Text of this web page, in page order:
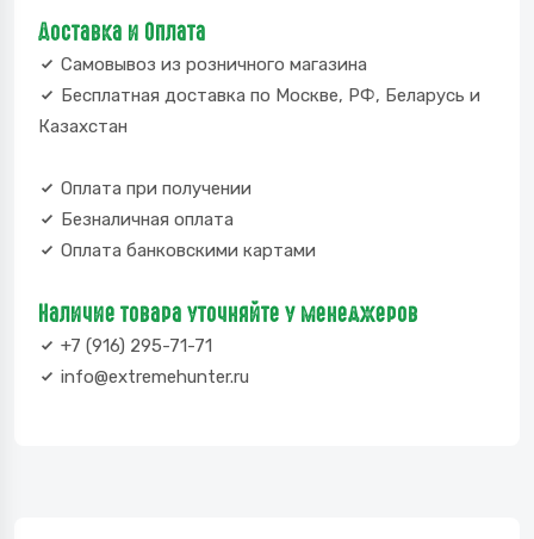
Доставка и Оплата
Самовывоз из розничного магазина
Бесплатная доставка по Москве, РФ, Беларусь и
Казахстан
Оплата при получении
Безналичная оплата
Оплата банковскими картами
Наличие товара уточняйте у менеджеров
+7 (916) 295-71-71
info@extremehunter.ru